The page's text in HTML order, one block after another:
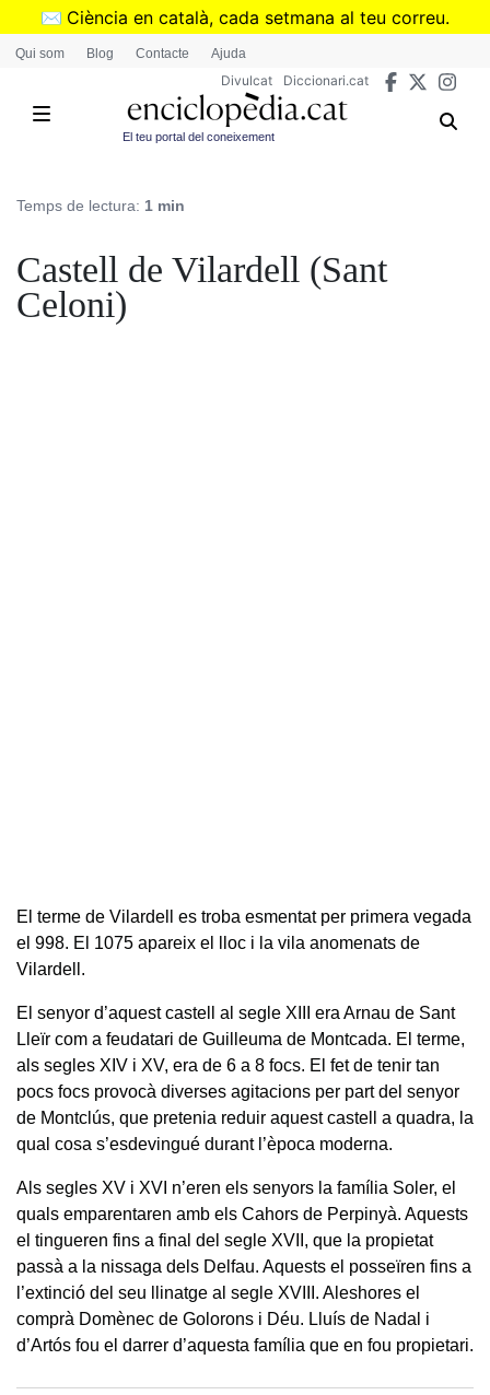
Vés
✉️ Ciència en català, cada setmana al teu correu.
➜Subscriu-te al butlletí de Divulcat
Qui som Blog Contacte Ajuda
Divulcat Diccionari.cat
El teu portal del coneixement
Temps de lectura: 1 min
Castell de Vilardell (Sant
Celoni)
El terme de Vilardell es troba esmentat per primera vegada
el 998. El 1075 apareix el lloc i la vila anomenats de
Vilardell.
El senyor d’aquest castell al segle XIII era Arnau de Sant
Lleïr com a feudatari de Guilleuma de Montcada. El terme,
als segles XIV i XV, era de 6 a 8 focs. El fet de tenir tan
pocs focs provocà diverses agitacions per part del senyor
de Montclús, que pretenia reduir aquest castell a quadra, la
qual cosa s’esdevingué durant l’època moderna.
Als segles XV i XVI n’eren els senyors la família Soler, el
quals emparentaren amb els Cahors de Perpinyà. Aquests
el tingueren fins a final del segle XVII, que la propietat
passà a la nissaga dels Delfau. Aquests el posseïren fins a
l’extinció del seu llinatge al segle XVIII. Aleshores el
comprà Domènec de Golorons i Déu. Lluís de Nadal i
d’Artós fou el darrer d’aquesta família que en fou propietari.